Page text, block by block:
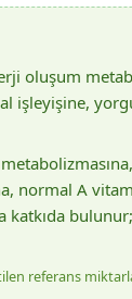
oluşum
normal A
katkıda
referans